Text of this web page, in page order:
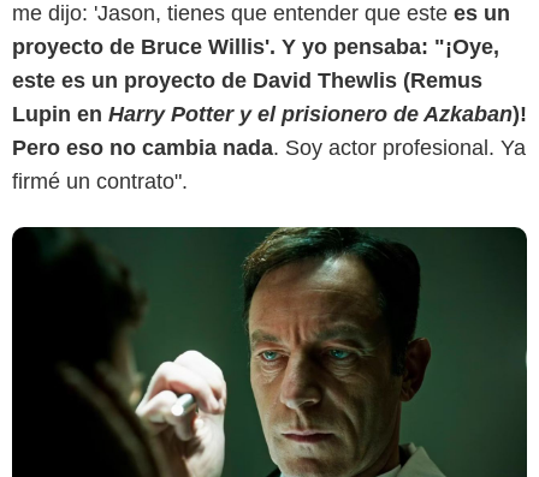
me dijo: 'Jason, tienes que entender que este es un
proyecto de Bruce Willis'. Y yo pensaba: "¡Oye,
este es un proyecto de David Thewlis (Remus
Lupin en Harry Potter y el prisionero de Azkaban)!
Pero eso no cambia nada. Soy actor profesional. Ya
firmé un contrato".